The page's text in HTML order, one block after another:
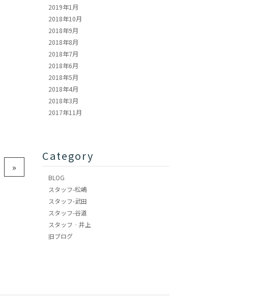
»
2019年1月
2018年10月
2018年9月
2018年8月
2018年7月
2018年6月
2018年5月
2018年4月
2018年3月
2017年11月
Category
BLOG
スタッフ-松嶋
スタッフ-武田
スタッフ-谷道
スタッフ‐井上
旧ブログ